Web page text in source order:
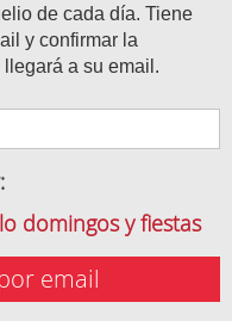
de cada día. Tiene
y confirmar la
a su email.
domingos y fiestas
email